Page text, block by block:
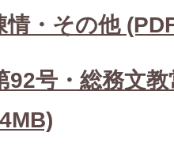
情・その他
92号・総務文